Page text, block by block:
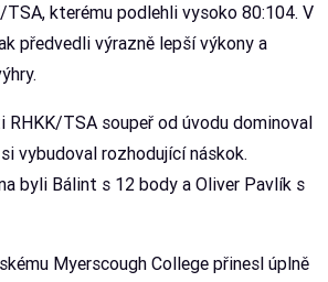
kterému podlehli vysoko 80:104. V
předvedli výrazně lepší výkony a
RHKK/TSA soupeř od úvodu dominoval
vybudoval rozhodující náskok.
byli Bálint s 12 body a Oliver Pavlík s
Myerscough College přinesl úplně